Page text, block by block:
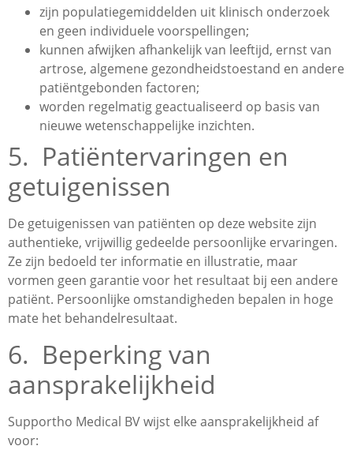
zijn populatiegemiddelden uit klinisch onderzoek
en geen individuele voorspellingen;
kunnen afwijken afhankelijk van leeftijd, ernst van
artrose, algemene gezondheidstoestand en andere
patiëntgebonden factoren;
worden regelmatig geactualiseerd op basis van
nieuwe wetenschappelijke inzichten.
5. Patiëntervaringen en
getuigenissen
De getuigenissen van patiënten op deze website zijn
authentieke, vrijwillig gedeelde persoonlijke ervaringen.
Ze zijn bedoeld ter informatie en illustratie, maar
vormen geen garantie voor het resultaat bij een andere
patiënt. Persoonlijke omstandigheden bepalen in hoge
mate het behandelresultaat.
6. Beperking van
aansprakelijkheid
Supportho Medical BV wijst elke aansprakelijkheid af
voor: